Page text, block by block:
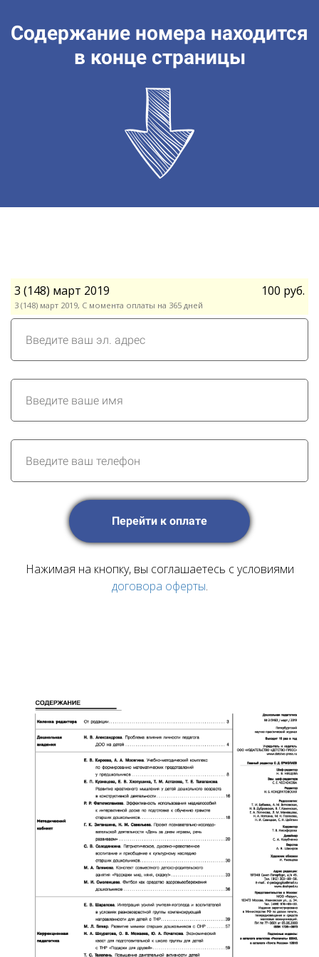
Содержание номера находится
в конце страницы
3 (148) март 2019
3 (148) март 2019, С момента оплаты на 365 дней
100 руб.
Перейти к оплате
Нажимая на кнопку, вы соглашаетесь с условиями
договора оферты.